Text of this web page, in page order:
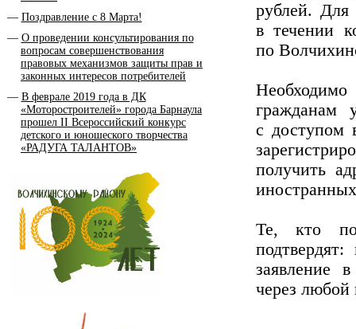
Поздравление с 8 Марта!
О проведении консультирования по
вопросам совершенствования
правовых механизмов защиты прав и
законных интересов потребителей
В феврале 2019 года в ДК
«Моторостроителей» города Барнаула
прошел II Всероссийский конкурс
детского и юношеского творчества
«РАДУГА ТАЛАНТОВ»
рублей. Для
в течении
по
гражданам
с доступом
получить
Те, кто
заявление
через